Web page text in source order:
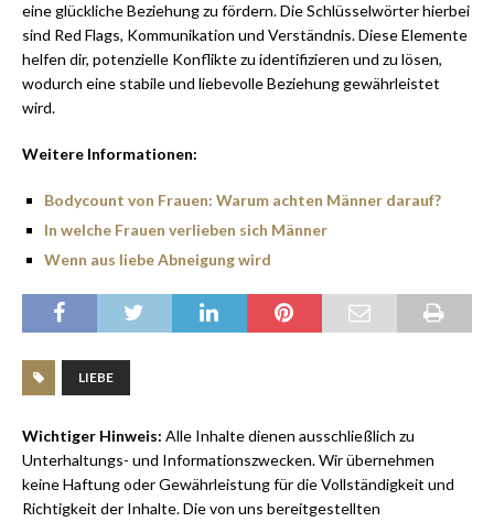
eine glückliche Beziehung zu fördern. Die Schlüsselwörter hierbei
sind Red Flags, Kommunikation und Verständnis. Diese Elemente
helfen dir, potenzielle Konflikte zu identifizieren und zu lösen,
wodurch eine stabile und liebevolle Beziehung gewährleistet
wird.
Weitere Informationen:
Bodycount von Frauen: Warum achten Männer darauf?
In welche Frauen verlieben sich Männer
Wenn aus liebe Abneigung wird
LIEBE
Wichtiger Hinweis: Alle Inhalte dienen ausschließlich zu
Unterhaltungs- und Informationszwecken. Wir übernehmen
keine Haftung oder Gewährleistung für die Vollständigkeit und
Richtigkeit der Inhalte. Die von uns bereitgestellten